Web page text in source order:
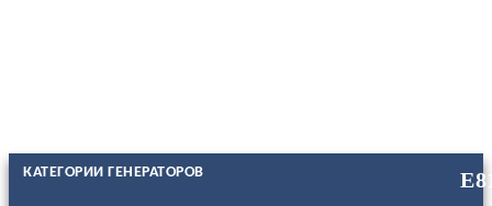
КАТЕГОРИИ ГЕНЕРАТОРОВ